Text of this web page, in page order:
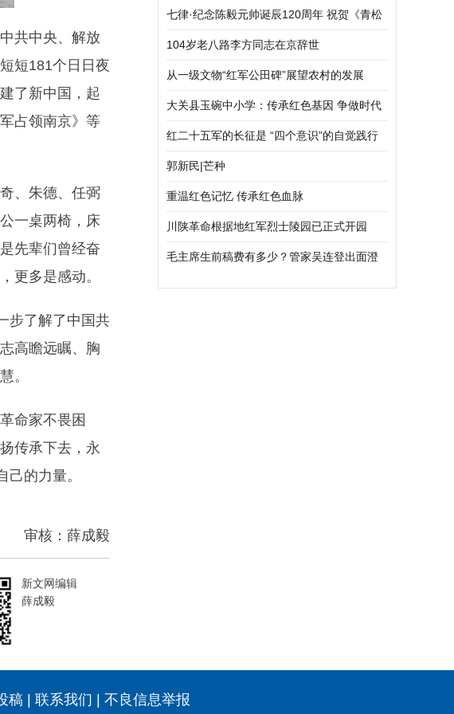
共中央、解放
短181个日日夜
了新中国，起
占领南京》等
、朱德、任弼
一桌两椅，床
先辈们曾经奋
更多是感动。
步了解了中国共
高瞻远瞩、胸
。
命家不畏困
传承下去，永
的力量。
审核：薛成毅
新文网编辑
薛成毅
七律·纪念陈毅元帅诞辰120周年 祝贺《青松
漫写忆真红》诗集出版
104岁老八路李方同志在京辞世
从一级文物“红军公田碑”展望农村的发展
大关县玉碗中小学：传承红色基因 争做时代
新人
红二十五军的长征是 “四个意识”的自觉践行
——谨以此文纪念红二十五军长征胜利85周
年!
郭新民|芒种
重温红色记忆 传承红色血脉
川陕革命根据地红军烈士陵园已正式开园
毛主席生前稿费有多少？管家吴连登出面澄
清，全部稿费都上交国库了
稿 联系我们 不良信息举报